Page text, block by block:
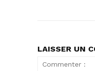
LAISSER UN